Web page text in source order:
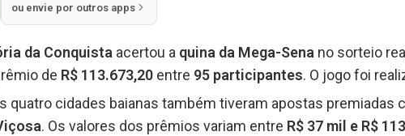
ou envie por outros apps
da Conquista acertou a quina da Mega-Sena no sorteio
de R$ 113.673,20 entre 95 participantes. O jogo foi
quatro cidades baianas também tiveram apostas premiadas
. Os valores dos prêmios variam entre R$ 37 mil e R$